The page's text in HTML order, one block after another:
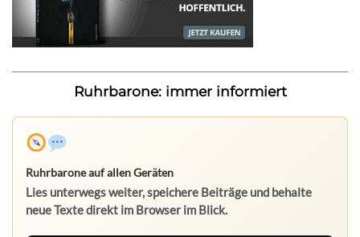
Ruhrbarone: immer informiert
Ruhrbarone auf allen Geräten
Lies unterwegs weiter, speichere Beiträge und behalte
neue Texte direkt im Browser im Blick.